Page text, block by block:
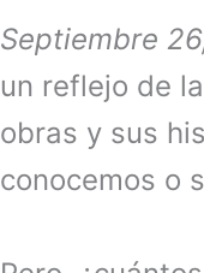
Septiembre
un reflejo de
obras y sus
conocemos o